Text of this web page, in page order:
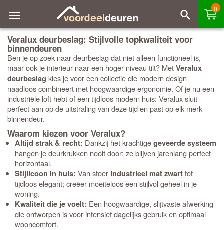
0
Veralux deurbeslag: Stijlvolle topkwaliteit voor
binnendeuren
Ben je op zoek naar deurbeslag dat niet alleen functioneel is,
maar ook je interieur naar een hoger niveau tilt? MetVeralux
deurbeslag kies je voor een collectie die modern design
naadloos combineert met hoogwaardige ergonomie. Of je nu een
industriële loft hebt of een tijdloos modern huis: Veralux sluit
perfect aan op de uitstraling van deze tijd en past op elk merk
binnendeur.
Waarom kiezen voor Veralux?
Altijd strak & recht: Dankzij het krachtigegeveerde systeem
hangen je deurkrukken nooit door; ze blijven jarenlang perfect
horizontaal.
Stijlicoon in huis: Van stoer industrieel mat zwarttot
tijdloos elegant; creëer moeiteloos een stijlvol geheel in je
woning.
Kwaliteit die je voelt: Een hoogwaardige, slijtvaste afwerking
die ontworpen is voor intensief dagelijks gebruik en optimaal
wooncomfort.